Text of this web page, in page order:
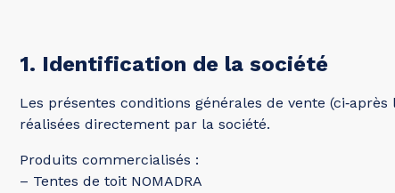
1. Identification de la société
Les présentes conditions générales de vente
réalisées directement par la société.
Produits commercialisés :
– Tentes de toit NOMADRA